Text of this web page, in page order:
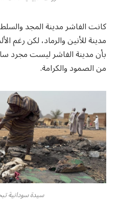
كانت الفاشر مدينة المجد
مدينة للأنين والرماد، لكن رغم
بأن مدينة الفاشر ليست مجرد
من الصمود والكرامة.
سيدة سودانية